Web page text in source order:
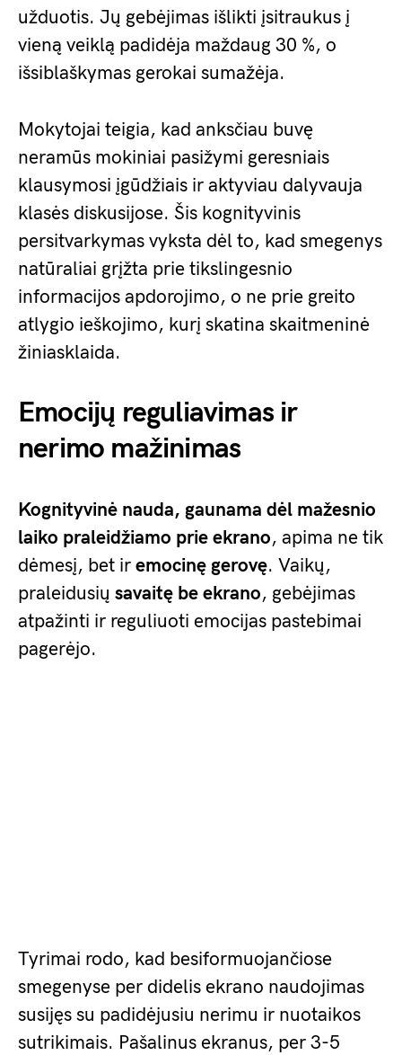
užduotis. Jų gebėjimas išlikti įsitraukus į
vieną veiklą padidėja maždaug 30 %, o
išsiblaškymas gerokai sumažėja.
Mokytojai teigia, kad anksčiau buvę
neramūs mokiniai pasižymi geresniais
klausymosi įgūdžiais ir aktyviau dalyvauja
klasės diskusijose. Šis kognityvinis
persitvarkymas vyksta dėl to, kad smegenys
natūraliai grįžta prie tikslingesnio
informacijos apdorojimo, o ne prie greito
atlygio ieškojimo, kurį skatina skaitmeninė
žiniasklaida.
Emocijų reguliavimas ir
nerimo mažinimas
Kognityvinė nauda, gaunama dėl mažesnio
laiko praleidžiamo prie ekrano, apima ne tik
dėmesį, bet ir emocinę gerovę. Vaikų,
praleidusių savaitę be ekrano, gebėjimas
atpažinti ir reguliuoti emocijas pastebimai
pagerėjo.
Tyrimai rodo, kad besiformuojančiose
smegenyse per didelis ekrano naudojimas
susijęs su padidėjusiu nerimu ir nuotaikos
sutrikimais. Pašalinus ekranus, per 3-5